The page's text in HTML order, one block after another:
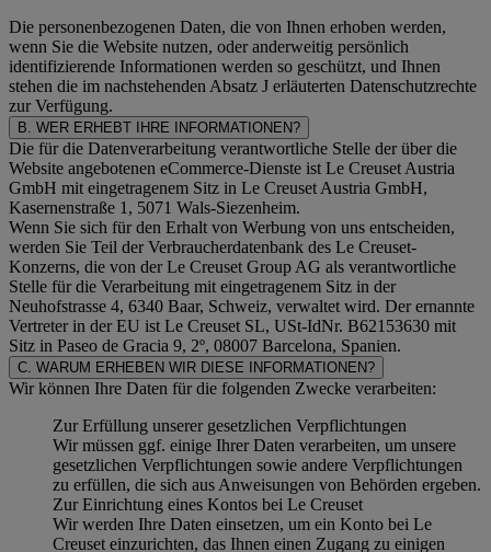
Die personenbezogenen Daten, die von Ihnen erhoben werden,
wenn Sie die Website nutzen, oder anderweitig persönlich
identifizierende Informationen werden so geschützt, und Ihnen
stehen die im nachstehenden Absatz J erläuterten Datenschutzrechte
zur Verfügung.
B. WER ERHEBT IHRE INFORMATIONEN?
Die für die Datenverarbeitung verantwortliche Stelle der über die
Website angebotenen eCommerce-Dienste ist Le Creuset Austria
GmbH mit eingetragenem Sitz in Le Creuset Austria GmbH,
Kasernenstraße 1, 5071 Wals-Siezenheim.
Wenn Sie sich für den Erhalt von Werbung von uns entscheiden,
werden Sie Teil der Verbraucherdatenbank des Le Creuset-
Konzerns, die von der Le Creuset Group AG als verantwortliche
Stelle für die Verarbeitung mit eingetragenem Sitz in der
Neuhofstrasse 4, 6340 Baar, Schweiz, verwaltet wird. Der ernannte
Vertreter in der EU ist Le Creuset SL, USt-IdNr. B62153630 mit
Sitz in Paseo de Gracia 9, 2º, 08007 Barcelona, Spanien.
C. WARUM ERHEBEN WIR DIESE INFORMATIONEN?
Wir können Ihre Daten für die folgenden Zwecke verarbeiten:
Zur Erfüllung unserer gesetzlichen Verpflichtungen
Wir müssen ggf. einige Ihrer Daten verarbeiten, um unsere
gesetzlichen Verpflichtungen sowie andere Verpflichtungen
zu erfüllen, die sich aus Anweisungen von Behörden ergeben.
Zur Einrichtung eines Kontos bei Le Creuset
Wir werden Ihre Daten einsetzen, um ein Konto bei Le
Creuset einzurichten, das Ihnen einen Zugang zu einigen